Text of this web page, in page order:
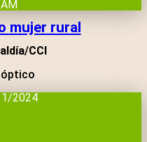
mujer rural
CCI
2024